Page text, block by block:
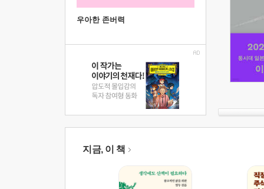
우아한 존버력
지금, 이 책